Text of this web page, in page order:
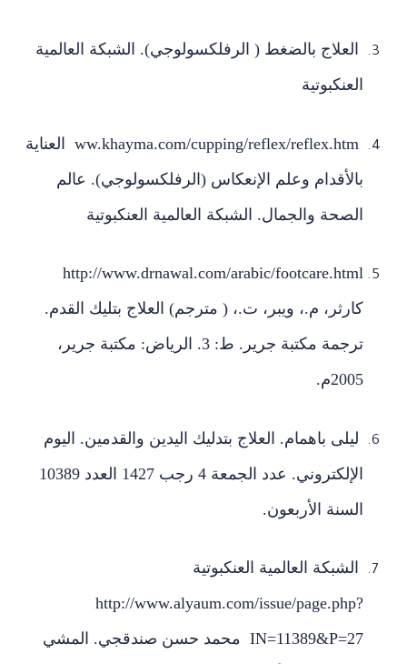
العلاج بالضغط ( الرفلكسولوجي). الشبكة العالمية
العنكبوتية
ww.khayma.com/cupping/reflex/reflex.htm العناية
بالأقدام وعلم الإنعكاس (الرفلكسولوجي). عالم
الصحة والجمال. الشبكة العالمية العنكبوتية
http://www.drnawal.com/arabic/footcare.html
كارثر، م.، ويبر، ت.، ( مترجم) العلاج بتليك القدم.
ترجمة مكتبة جرير. ط: 3. الرياض: مكتبة جرير،
2005م.
ليلى باهمام. العلاج بتدليك اليدين والقدمين. اليوم
الإلكتروني. عدد الجمعة 4 رجب 1427 العدد 10389
السنة الأربعون.
الشبكة العالمية العنكبوتية
http://www.alyaum.com/issue/page.php?
IN=11389&P=27 محمد حسن صندقجي. المشي